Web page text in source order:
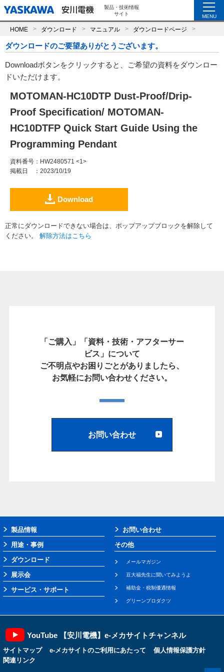
製品・技術情報
サイト
MENU
HOME ダウンロード マニュアル ダウンロードページ
ダウンロードのご要望ありがとうございます。
Downloadボタンをクリックすると、ご希望の資料をダウンロー
ドいただけます。
MOTOMAN-HC10DTP Dust-Proof/Drip-
Proof Specification/ MOTOMAN-
HC10DTFP Quick Start Guide Using the
Programming Pendant
資料番号 ：HW2480571 <1>
掲載日
：2023/10/19
Download
正常にダウンロードできない場合は、ポップアップブロックを解除して
ください。 解除方法はこちら
「ご購入」「資料・技術・アフターサー
ビス」について
ご不明点やお困りごとがありましたら、
お気軽にお問い合わせください。
お問い合わせ
製品情報
用途・事例
ダウンロード
展示会
サービス・サポート
お問い合わせ
その他
メールマガジン
豆大福先生に聞いてみようよ
補助金・税制優遇情報
グリーンプロダクツ
YouTube 【安川電機】e-メカサイトチャンネル
サイトマップ e-メカサイトのご利用にあたって
個人情報保護方針
関連リンク